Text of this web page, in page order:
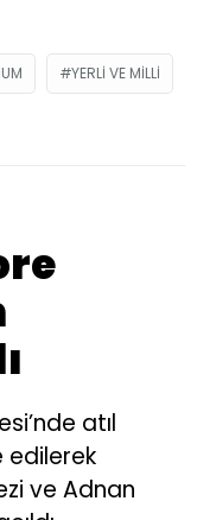
YERLI VE MILLI
atıl
edilerek
ve Adnan